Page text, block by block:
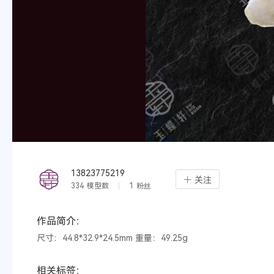
13823775219
334 模型数 1 粉丝
关注
作品简介：
尺寸：44.8*32.9*24.5mm 重量：49.25g
相关标签：